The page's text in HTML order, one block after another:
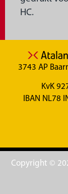
HC.
3743 AP
KvK
IBAN NL78
Copyright ©